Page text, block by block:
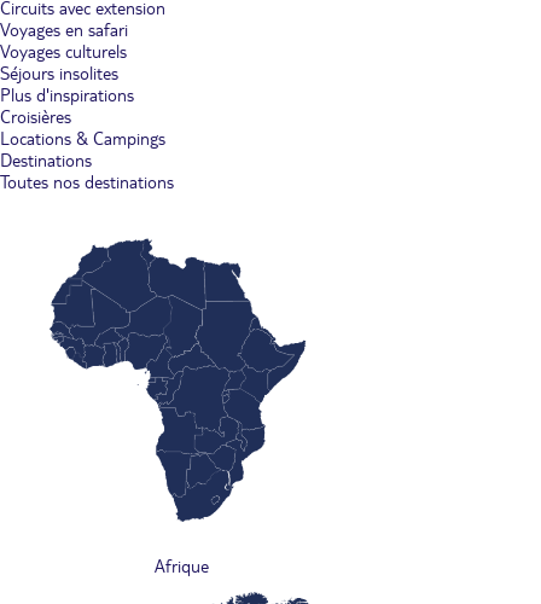
Circuits avec extension
Voyages en safari
Voyages culturels
Séjours insolites
Plus d'inspirations
Croisières
Locations & Campings
Destinations
Toutes nos destinations
Afrique